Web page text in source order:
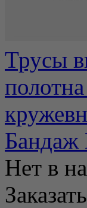
Трусы
Бандаж
Нет в
Заказать